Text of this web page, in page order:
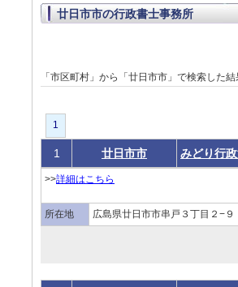
廿日市市の行政書士事務所
「市区町村」から「廿日市市」で検索した結
1
1 廿日市市 みどり行
>>詳細はこちら
所在地 広島県廿日市市串戸３丁目２−９